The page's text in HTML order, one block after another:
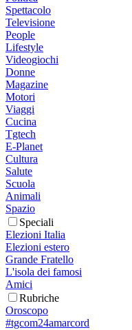
Spettacolo
Televisione
People
Lifestyle
Videogiochi
Donne
Magazine
Motori
Viaggi
Cucina
Tgtech
E-Planet
Cultura
Salute
Scuola
Animali
Spazio
Speciali
Elezioni Italia
Elezioni estero
Grande Fratello
L'isola dei famosi
Amici
Rubriche
Oroscopo
#tgcom24amarcord